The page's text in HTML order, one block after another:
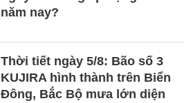
năm nay?
Thời tiết ngày 5/8: Bão số 3
KUJIRA hình thành trên Biển
Đông, Bắc Bộ mưa lớn diện